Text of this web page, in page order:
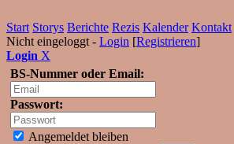
Start Storys Berichte Rezis Kalender Kontakt
Nicht eingeloggt - Login [Registrieren]
Login X
BS-Nummer oder Email:
Passwort:
Angemeldet bleiben